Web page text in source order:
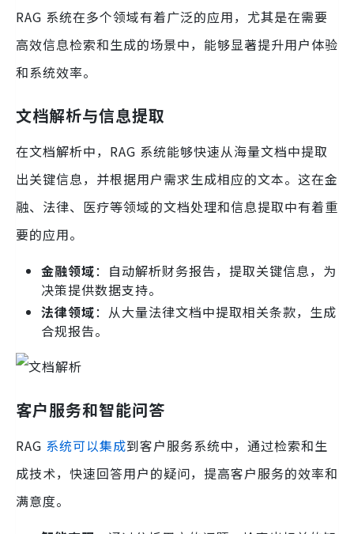
RAG 系统在多个领域有着广泛的应用，尤其是在需要
高效信息检索和生成的场景中，能够显著提升用户体验
和系统效率。
文档解析与信息提取
在文档解析中，RAG 系统能够快速从海量文档中提取
出关键信息，并根据用户需求生成相应的文本。这在金
融、法律、医疗等领域的文档处理和信息提取中有着重
要的应用。
金融领域：自动解析财务报告，提取关键信息，为
决策提供数据支持。
法律领域：从大量法律文档中提取相关条款，生成
合规报告。
客户服务和智能问答
RAG 系统可以集成到客户服务系统中，通过检索和生
成技术，快速回答用户的疑问，提高客户服务的效率和
满意度。